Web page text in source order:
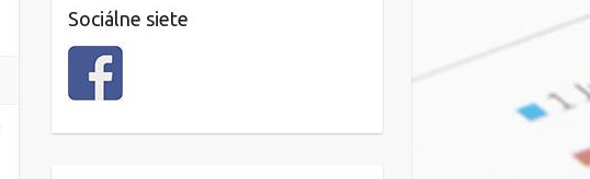
Sociálne siete